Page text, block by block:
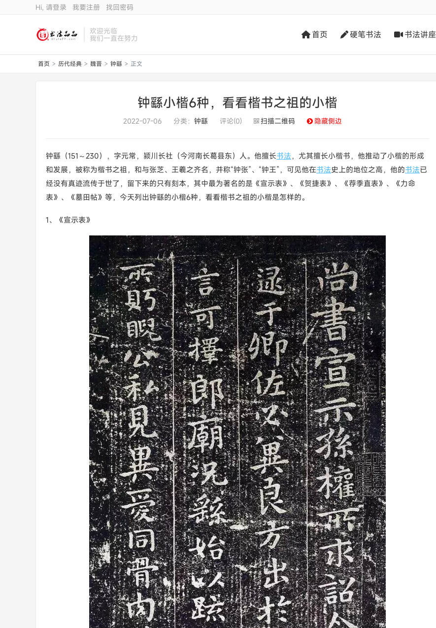
Hi, 请登录 我要注册 找回密码
欢迎光临
我们一直在努力 首页 硬笔书法 书法讲座
首页 > 历代经典 > 魏晋 > 钟繇 > 正文
钟繇小楷6种，看看楷书之祖的小楷
2022-07-06 分类： 钟繇 评论(0) 扫描二维码 隐藏侧边
钟繇（151～230），字元常，颍川长社（今河南长葛县东）人。他擅长书法 ，尤其擅长小楷书，他推动了小楷的形成
和发展，被称为楷书之祖，和与张芝、王羲之齐名，并称“钟张”、“钟王”，可见他在书法史上的地位之高，他的书法已
经没有真迹流传于世了，留下来的只有刻本，其中最为著名的是《宣示表》、《贺捷表》、《荐季直表》、《力命
表》、《墓田帖》等，今天列出钟繇的小楷6种，看看楷书之祖的小楷是怎样的。
1、《宣示表》